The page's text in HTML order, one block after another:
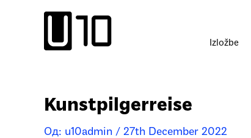
Izložbe
Kunstpilgerreise
Од: u10admin / 27th December 2022